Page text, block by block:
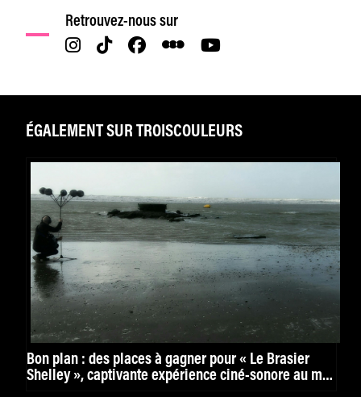
Retrouvez-nous sur
ÉGALEMENT SUR TROISCOULEURS
Bon plan : des places à gagner pour « Le Brasier
Shelley », captivante expérience ciné-sonore au mk2